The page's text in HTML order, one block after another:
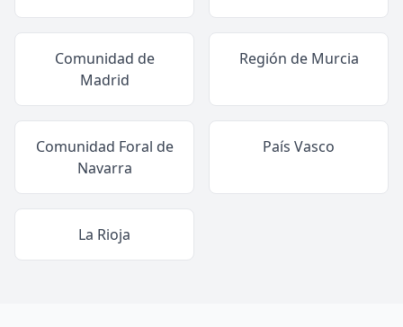
Comunidad de
Madrid
Región de Murcia
Comunidad Foral de
Navarra
País Vasco
La Rioja